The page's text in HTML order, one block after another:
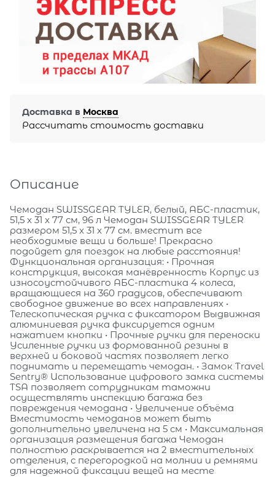
Доставка в Москва
Рассчитать стоимость доставки
Описание
Чемодан SWISSGEAR TYLER, белый, АБС-пластик,
51,5 x 31 x 77 см, 96 л Чемодан SWISSGEAR TYLER
размером 51,5 x 31 x 77 см. вместит все
необходимые вещи и больше! Прекрасно
подойдет для поездок на любые расстояния!
Функциональная организация: • Прочная
конструкция, высокая манёвренность Корпус из
износоустойчивого АБС-пластика 4 колеса,
вращающиеся на 360 градусов, обеспечивают
свободное движение во всех направлениях •
Телескопическая ручка с фиксатором Выдвижная
алюминиевая ручка фиксируется одним
нажатием кнопки • Прочные ручки для переноски
Усиленные ручки из формованной резины в
верхней и боковой частях позволяет легко
поднимать и перемещать чемодан. • Замок Travel
Sentry® Использование цифрового замка системы
TSA позволяет сотрудникам таможни
осуществлять инспекцию багажа без
повреждения чемодана • Увеличение объёма
Вместимость чемоданов может быть
дополнительно увеличена на 5 см • Максимальная
организация размещения багажа Чемодан
полностью раскрывается на 2 вместительных
отделения, с перегородкой на молнии и ремнями
для надежной фиксации вещей на месте